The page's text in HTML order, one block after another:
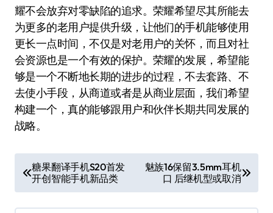
耀不会放弃对零缺陷的追求。荣耀希望尽其所能去
为更多的老用户提供升级，让他们的手机能够使用
更长一点时间，不仅是对老用户的关怀，而且对社
会资源也是一个有效的保护。荣耀的发展，希望能
够是一个不断地长期的进步的过程，不去套路、不
去使小手段，从商道或者是从商业层面，我们希望
构建一个，真的能够跟用户和伙伴长期共同发展的
战略。
章
导
糖果翻译手机S20首发
开创智能手机新品类
魅族16保留3.5mm耳机
口 后继机型或取消